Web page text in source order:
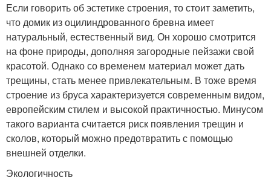
Если говорить об эстетике строения, то стоит заметить,
что домик из оцилиндрованного бревна имеет
натуральный, естественный вид. Он хорошо смотрится
на фоне природы, дополняя загородные пейзажи свой
красотой. Однако со временем материал может дать
трещины, стать менее привлекательным. В тоже время
строение из бруса характеризуется современным видом,
европейским стилем и высокой практичностью. Минусом
такого варианта считается риск появления трещин и
сколов, который можно предотвратить с помощью
внешней отделки.
Экологичность